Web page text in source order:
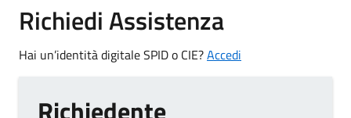
Richiedi Assistenza
Hai un’identità digitale SPID o CIE?Accedi